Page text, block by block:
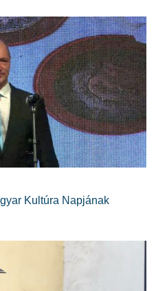
Kultúra Napjának